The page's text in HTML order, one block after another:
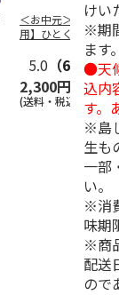
＜お中元＞【お徳
用】ひとくちミニ
水ようかん５０個
（東日本…
5.0 （6）
2,300円
(送料・税込)
けい
※期
ます
●天
込内
す。
※島
生も
一部
い。
※消
味期
※商
配送
ので